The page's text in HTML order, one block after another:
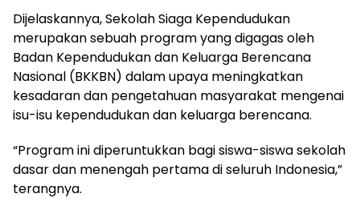
Dijelaskannya, Sekolah Siaga Kependudukan
merupakan sebuah program yang digagas oleh
Badan Kependudukan dan Keluarga Berencana
Nasional (BKKBN) dalam upaya meningkatkan
kesadaran dan pengetahuan masyarakat mengenai
isu-isu kependudukan dan keluarga berencana.
“Program ini diperuntukkan bagi siswa-siswa sekolah
dasar dan menengah pertama di seluruh Indonesia,”
terangnya.